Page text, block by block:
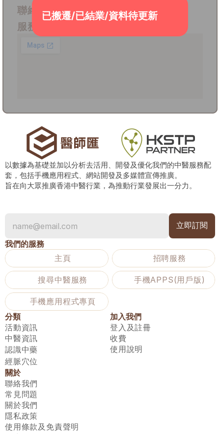
已搬遷/已結業/資料待更新
聯絡電話：2575 8022
服務時間：
以數據為基礎並加以分析去活用、開發及優化我們的中醫服務配
套，包括手機應用程式、網站開發及多媒體宣傳推廣。
旨在向大眾推廣香港中醫行業，為推動行業發展出一分力。
我們的服務
主頁
招聘服務
搜尋中醫服務 手機APPS(用戶版)
手機應用程式專頁
分類
活動資訊
中醫資訊
認識中藥
經脈穴位
加入我們
登入及註冊
收費
使用說明
關於
聯絡我們
常見問題
關於我們
隱私政策
使用條款及免責聲明